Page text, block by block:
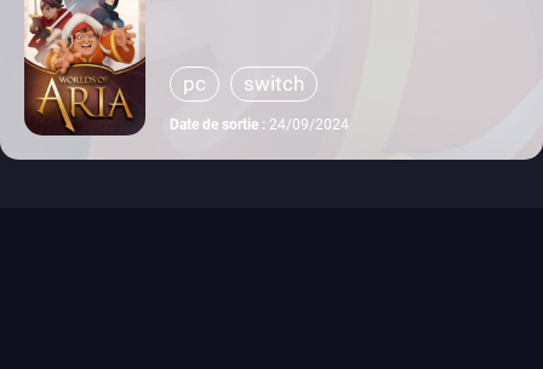
pc switch
Date de sortie : 24/09/2024